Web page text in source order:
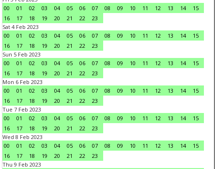
00
01 02 03 04 05 06 07 08 09 10 11 12 13 14
15
16
17 18 19 20 21 22
23
Sat 4 Feb 2023
00
01 02 03 04 05 06 07 08 09 10 11 12 13 14
15
16
17 18 19 20 21 22
23
Sun 5 Feb 2023
00
01 02 03 04 05 06 07 08 09 10 11 12 13 14
15
16
17 18 19 20 21 22
23
Mon 6 Feb 2023
00
01 02 03 04 05 06 07 08 09 10 11 12 13 14
15
16
17 18 19 20 21 22
23
Tue 7 Feb 2023
00
01 02 03 04 05 06 07 08 09 10 11 12 13 14
15
16
17 18 19 20 21 22
23
Wed 8 Feb 2023
00
01 02 03 04 05 06 07 08 09 10 11 12 13 14
15
16
17 18 19 20 21 22
23
Thu 9 Feb 2023